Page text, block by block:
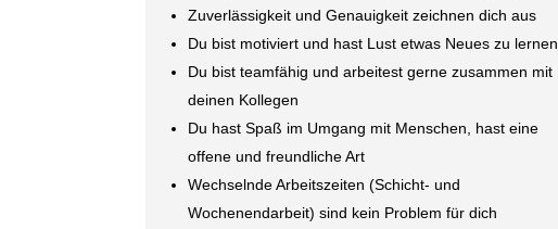
Zuverlässigkeit und Genauigkeit zeichnen dich aus
Du bist motiviert und hast Lust etwas Neues zu lernen
Du bist teamfähig und arbeitest gerne zusammen mit
deinen Kollegen
Du hast Spaß im Umgang mit Menschen, hast eine
offene und freundliche Art
Wechselnde Arbeitszeiten (Schicht- und
Wochenendarbeit) sind kein Problem für dich